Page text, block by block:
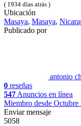
( 1934 días atrás )
Ubicación
Masaya, Masaya,
Publicado por
antonio
0 reseñas
547 Anuncios en línea
Miembro desde Octubre
Enviar mensaje
5058